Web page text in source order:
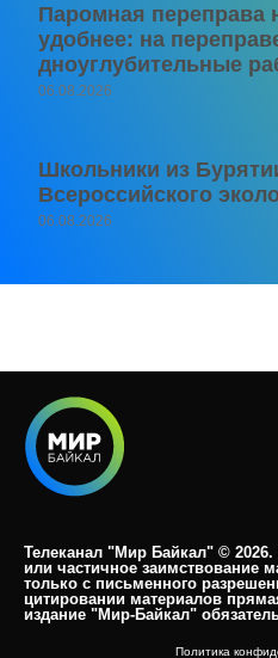
Паромная переправа
удобнее: на
дноуглубительные
06.08.2026
Школьники из
Всероссийского
06.08.2026
Телеканал "Мир Байкал" ©
или частичное заимствование
только с письменного
цитировании материалов
издание "Мир-Байкал"
Политика